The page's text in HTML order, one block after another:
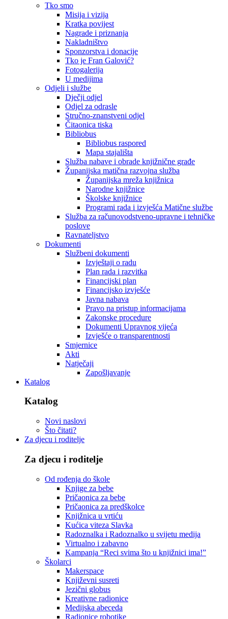
Tko smo
Misija i vizija
Kratka povijest
Nagrade i priznanja
Nakladništvo
Sponzorstva i donacije
Tko je Fran Galović?
Fotogalerija
U medijima
Odjeli i službe
Dječji odjel
Odjel za odrasle
Stručno-znanstveni odjel
Čitaonica tiska
Bibliobus
Bibliobus raspored
Mapa stajališta
Služba nabave i obrade knjižnične građe
Županijska matična razvojna služba
Županijska mreža knjižnica
Narodne knjižnice
Školske knjižnice
Programi rada i izvješća Matične službe
Služba za računovodstveno-upravne i tehničke
poslove
Ravnateljstvo
Dokumenti
Službeni dokumenti
Izvještaji o radu
Plan rada i razvitka
Financijski plan
Financijsko izvješće
Javna nabava
Pravo na pristup informacijama
Zakonske procedure
Dokumenti Upravnog vijeća
Izvješće o transparentnosti
Smjernice
Akti
Natječaji
Zapošljavanje
Katalog
Katalog
Novi naslovi
Što čitati?
Za djecu i roditelje
Za djecu i roditelje
Od rođenja do škole
Knjige za bebe
Pričaonica za bebe
Pričaonica za predškolce
Knjižnica u vrtiću
Kućica viteza Slavka
Radoznalka i Radoznalko u svijetu medija
Virtualno i zabavno
Kampanja “Reci svima što u knjižnici ima!”
Školarci
Makerspace
Književni susreti
Jezični globus
Kreativne radionice
Medijska abeceda
Radionice robotike